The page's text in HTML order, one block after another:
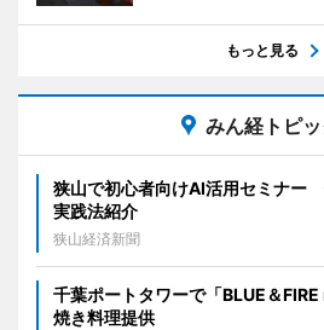
もっと見る
みん経トピ
狭山で初心者向けAI活用セミナー
実践法紹介
狭山経済新聞
千葉ポートタワーで「BLUE＆
焼き料理提供